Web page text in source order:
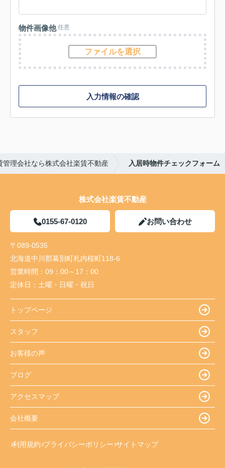
物件画像他 任意
ファイルを選択
入力情報の確認
管理会社なら株式会社楽賃不動産 入居時物件チェックフォーム
株式会社楽賃不動産
0155-67-0120 お問い合わせ
〒089-0535
北海道中川郡幕別町札内桜町118-6
営業時間： 09：00～17：00
定休日： 土曜・日曜・祝日
トップページ
スタッフ
お客様の声
ブログ
アクセスマップ
会社概要
利用規約 プライバシーポリシー サイトマップ